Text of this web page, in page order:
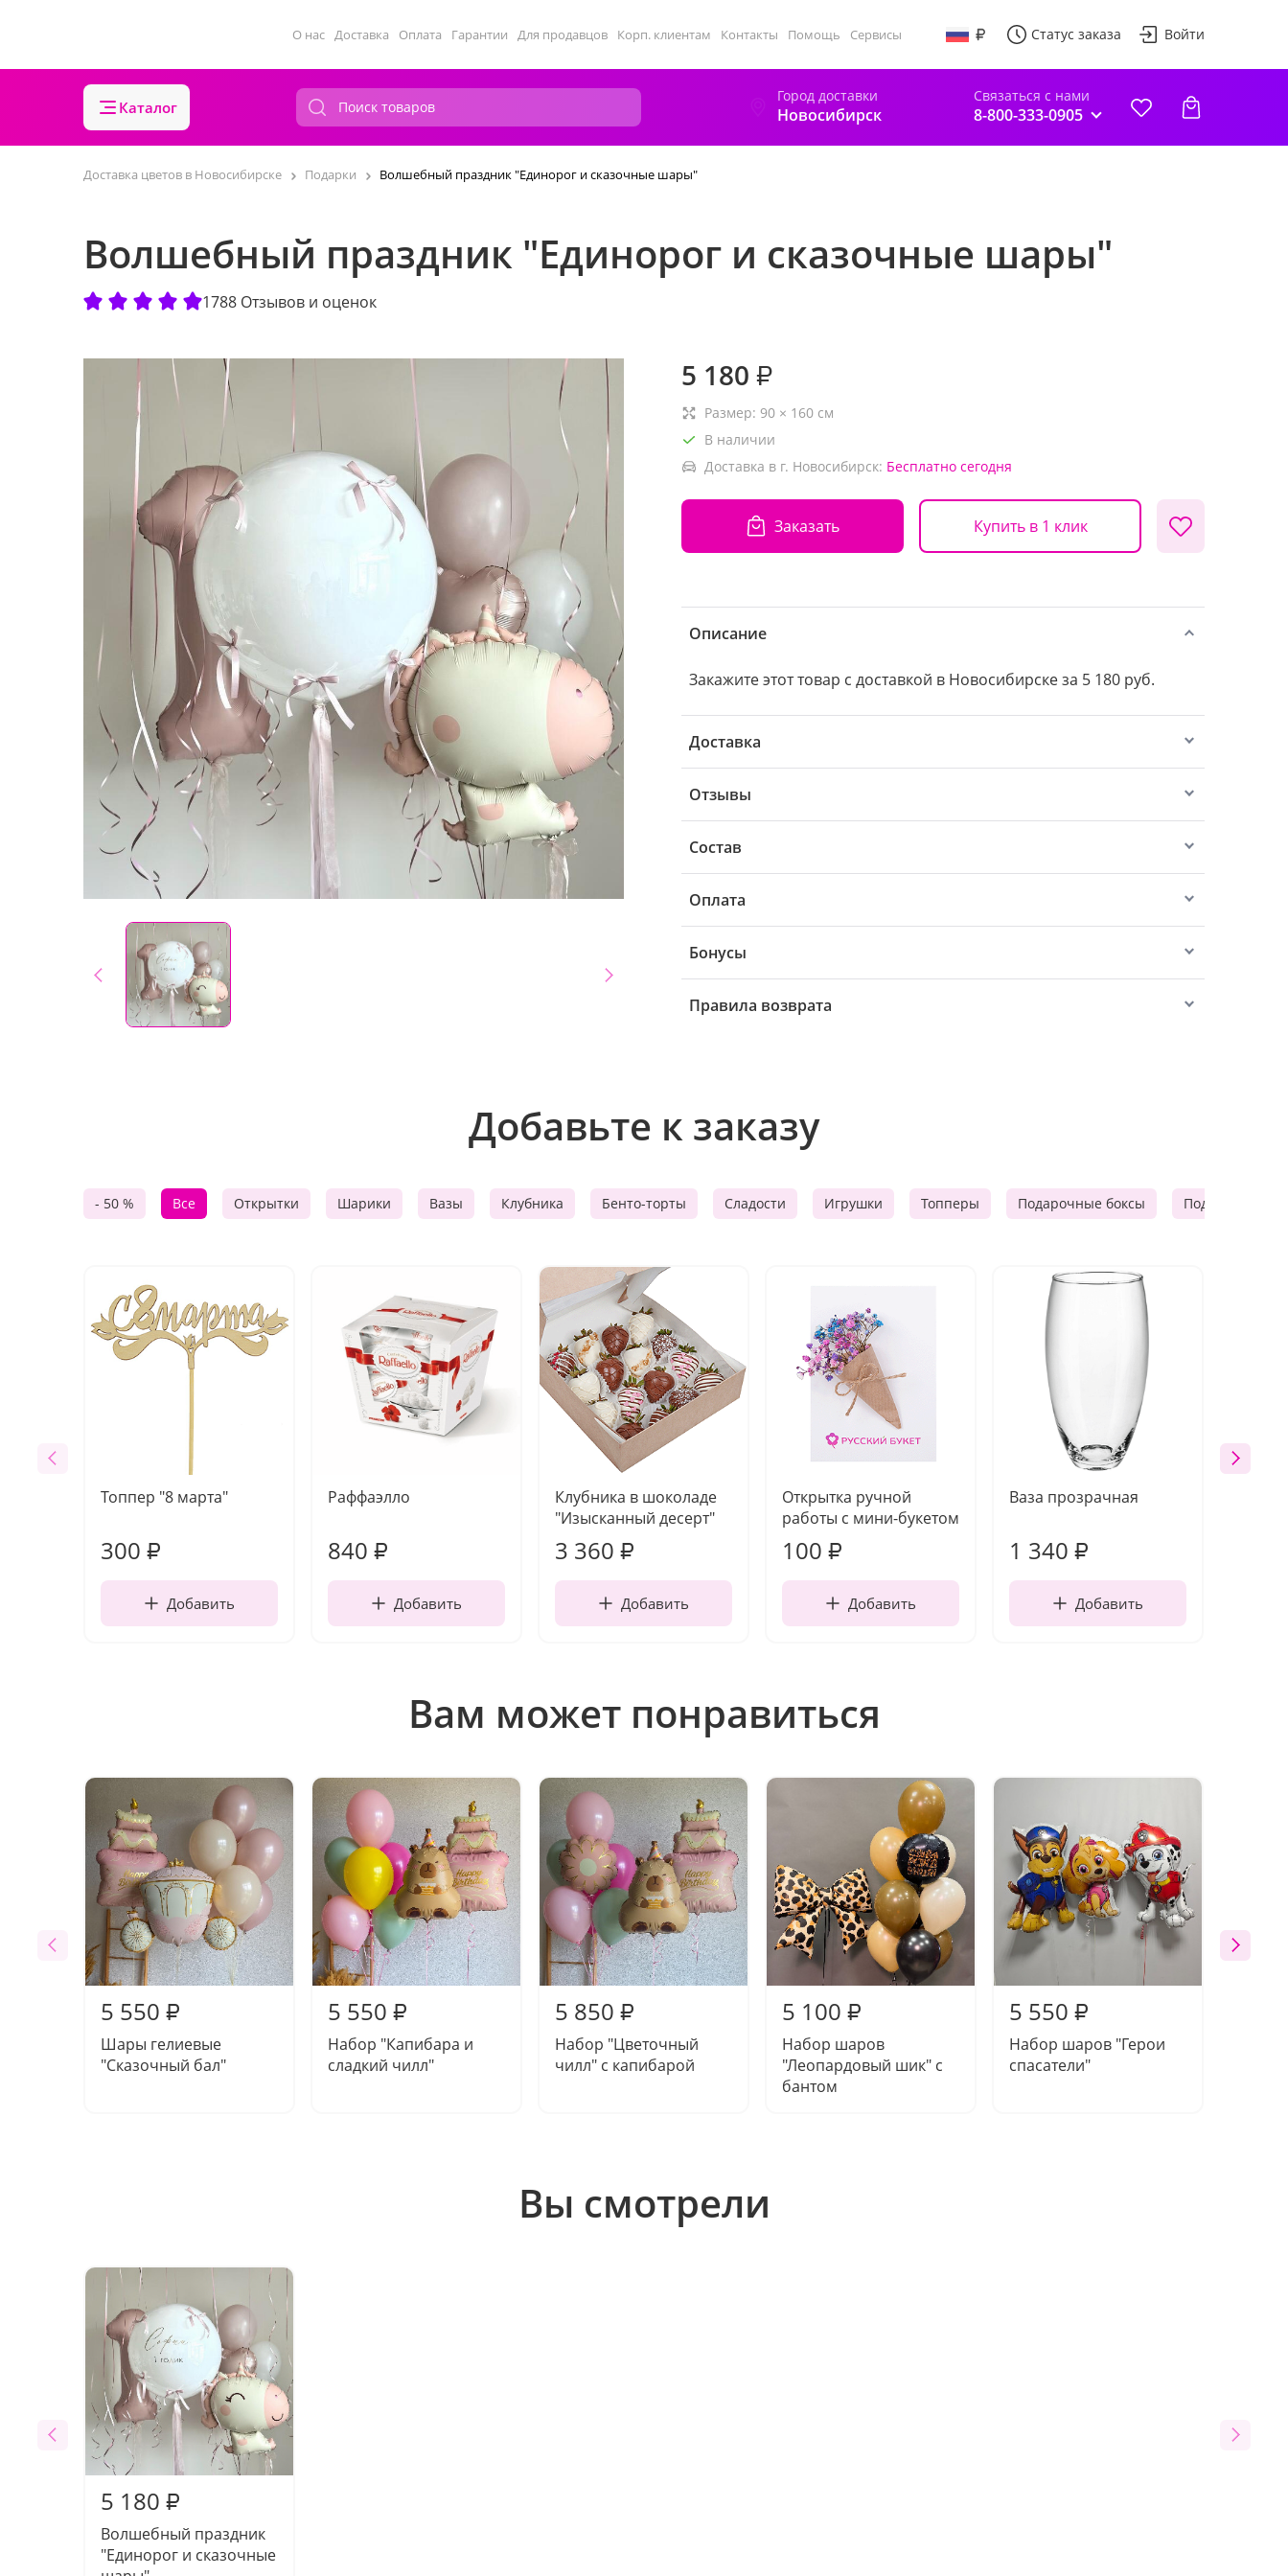
О нас Доставка Оплата Гарантии Для продавцов Корп. клиентам Контакты Помощь Сервисы Статус заказа Войти
Каталог
Город доставки
Новосибирск
Связаться с нами
8-800-333-0905
Доставка цветов в Новосибирске Подарки Волшебный праздник "Единорог и сказочные шары"
Волшебный праздник "Единорог и сказочные шары"
1788 Отзывов и оценок
5 180 ₽
Размер: 90 × 160 см
В наличии
Доставка в г. Новосибирск: Бесплатно сегодня
Заказать Купить в 1 клик
Описание
Закажите этот товар с доставкой в Новосибирске за 5 180 руб.
Доставка
Отзывы
Состав
Оплата
Бонусы
Правила возврата
Добавьте к заказу
- 50 % Все Открытки Шарики Вазы Клубника Бенто-торты Сладости Игрушки Топперы Подарочные боксы Подарочные
Топпер "8 марта"
300 ₽
Добавить
Раффаэлло
840 ₽
Добавить
Клубника в шоколаде
"Изысканный десерт"
3 360 ₽
Добавить
Открытка ручной
работы с мини-букетом
100 ₽
Добавить
Ваза прозрачная
1 340 ₽
Добавить
Вам может понравиться
5 550 ₽
Шары гелиевые
"Сказочный бал"
5 550 ₽
Набор "Капибара и
сладкий чилл"
5 850 ₽
Набор "Цветочный
чилл" с капибарой
5 100 ₽
Набор шаров
"Леопардовый шик" с
бантом
5 550 ₽
Набор шаров "Герои
спасатели"
Вы смотрели
5 180 ₽
Волшебный праздник
"Единорог и сказочные